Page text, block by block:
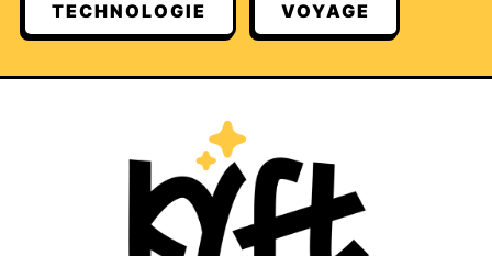
TECHNOLOGIE VOYAGE